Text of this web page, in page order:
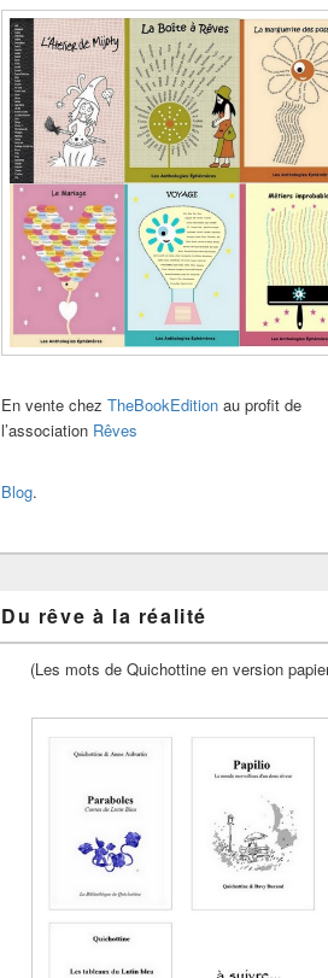
En vente chez TheBookEdition au profit de
l’association Rêves
Blog.
Du rêve à la réalité
(Les mots de Quichottine en version